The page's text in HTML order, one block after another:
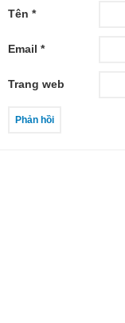
Tên *
Email *
Trang web